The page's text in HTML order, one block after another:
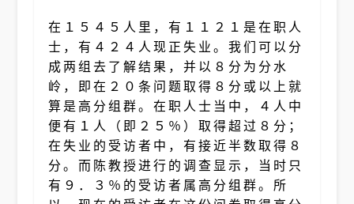
在１５４５人里，有１１２１是在职人
士，有４２４人现正失业。我们可以分
成两组去了解结果，并以８分为分水
岭，即在２０条问题取得８分或以上就
算是高分组群。在职人士当中，４人中
便有１人（即２５％）取得超过８分；
在失业的受访者中，有接近半数取得８
分。而陈教授进行的调查显示，当时只
有９．３％的受访者属高分组群。所